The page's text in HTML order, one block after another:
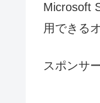
Microsoft
用できる
スポンサ